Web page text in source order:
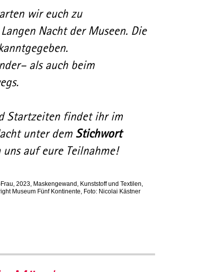
wir euch zu
Nacht der Museen. Die
als auch beim
Startzeiten findet ihr im
unter dem Stichwort
auf eure Teilnahme!
2023, Maskengewand, Kunststoff und Textilen,
Museum Fünf Kontinente, Foto: Nicolai Kästner